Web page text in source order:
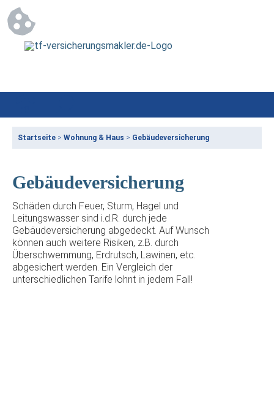
Startseite > Wohnung & Haus > Gebäudeversicherung
Gebäudeversicherung
Schäden durch Feuer, Sturm, Hagel und
Leitungswasser sind i.d.R. durch jede
Gebäudeversicherung abgedeckt. Auf Wunsch
können auch weitere Risiken, z.B. durch
Überschwemmung, Erdrutsch, Lawinen, etc.
abgesichert werden. Ein Vergleich der
unterschiedlichen Tarife lohnt in jedem Fall!